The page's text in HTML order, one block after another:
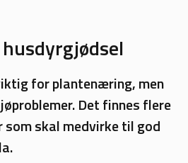
for plantenæring, men
Det finnes flere
skal medvirke til god